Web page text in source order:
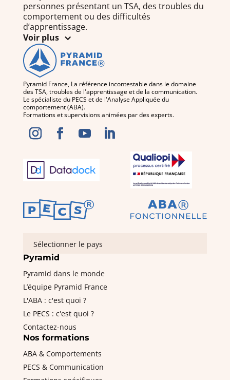
personnes présentant un TSA, des troubles du
comportement ou des difficultés
d’apprentissage.
Voir plus
Pyramid France, La référence incontestable dans le domaine
des TSA, troubles de l'apprentissage et de la communication.
Le spécialiste du PECS et de l'Analyse Appliquée du
comportement (ABA).
Formations et supervisions animées par des experts.
Sélectionner le pays
Pyramid
Pyramid dans le monde
L’équipe Pyramid France
L'ABA : c'est quoi ?
Le PECS : c'est quoi ?
Contactez-nous
Nos formations
ABA & Comportements
PECS & Communication